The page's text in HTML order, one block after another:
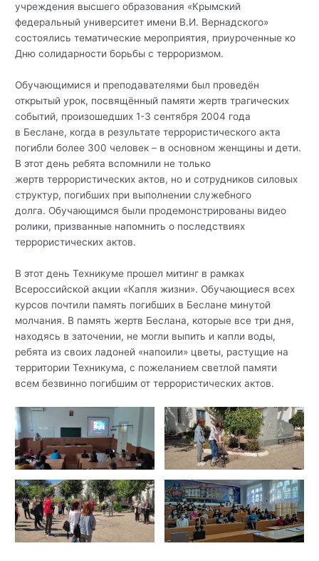
учреждения высшего образования «Крымский
федеральный университет имени В.И. Вернадского»
состоялись тематические мероприятия, приуроченные ко
Дню солидарности борьбы с терроризмом.
Обучающимися и преподавателями был проведён
открытый урок, посвящённый памяти жертв трагических
событий, произошедших 1-3 сентября 2004 года
в Беслане, когда в результате террористического акта
погибли более 300 человек – в основном женщины и дети.
В этот день ребята вспомнили не только
жертв террористических актов, но и сотрудников силовых
структур, погибших при выполнении служебного
долга. Обучающимся были продемонстрированы видео
ролики, призванные напомнить о последствиях
террористических актов.
В этот день Техникуме прошел митинг в рамках
Всероссийской акции «Капля жизни». Обучающиеся всех
курсов почтили память погибших в Беслане минутой
молчания. В память жертв Беслана, которые все три дня,
находясь в заточении, не могли выпить и капли воды,
ребята из своих ладоней «напоили» цветы, растущие на
территории Техникума, с пожеланием светлой памяти
всем безвинно погибшим от террористических актов.